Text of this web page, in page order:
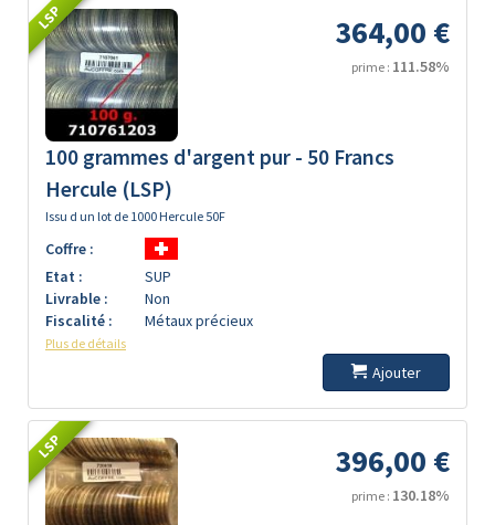
LSP 364,00 €
prime : 111.58%
100 grammes d'argent pur - 50 Francs
Hercule (LSP)
Issu d un lot de 1000 Hercule 50F
Coffre :
Etat :
SUP
Livrable :
Non
Fiscalité :
Métaux précieux
Plus de détails
Ajouter
LSP 396,00 €
prime : 130.18%